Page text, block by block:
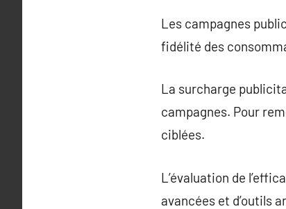
Les campagnes
fidélité des
La surcharge
campagnes. Pour
ciblées.
L’évaluation de
avancées et d’outils